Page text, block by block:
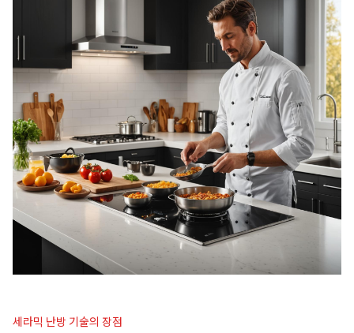
세라믹 난방 기술의 장점